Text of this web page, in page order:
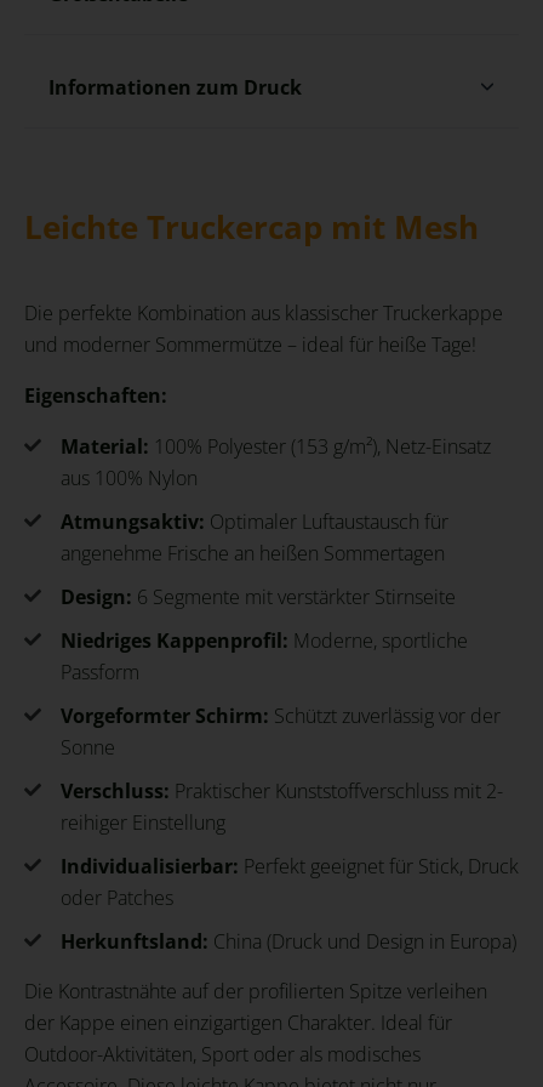
Informationen zum Druck
Leichte Truckercap mit Mesh
Die perfekte Kombination aus klassischer Truckerkappe
und moderner Sommermütze – ideal für heiße Tage!
Eigenschaften:
Material: 100% Polyester (153 g/m²), Netz-Einsatz
aus 100% Nylon
Atmungsaktiv: Optimaler Luftaustausch für
angenehme Frische an heißen Sommertagen
Design: 6 Segmente mit verstärkter Stirnseite
Niedriges Kappenprofil: Moderne, sportliche
Passform
Vorgeformter Schirm: Schützt zuverlässig vor der
Sonne
Verschluss: Praktischer Kunststoffverschluss mit 2-
reihiger Einstellung
Individualisierbar: Perfekt geeignet für Stick, Druck
oder Patches
Herkunftsland: China (Druck und Design in Europa)
Die Kontrastnähte auf der profilierten Spitze verleihen
der Kappe einen einzigartigen Charakter. Ideal für
Outdoor-Aktivitäten, Sport oder als modisches